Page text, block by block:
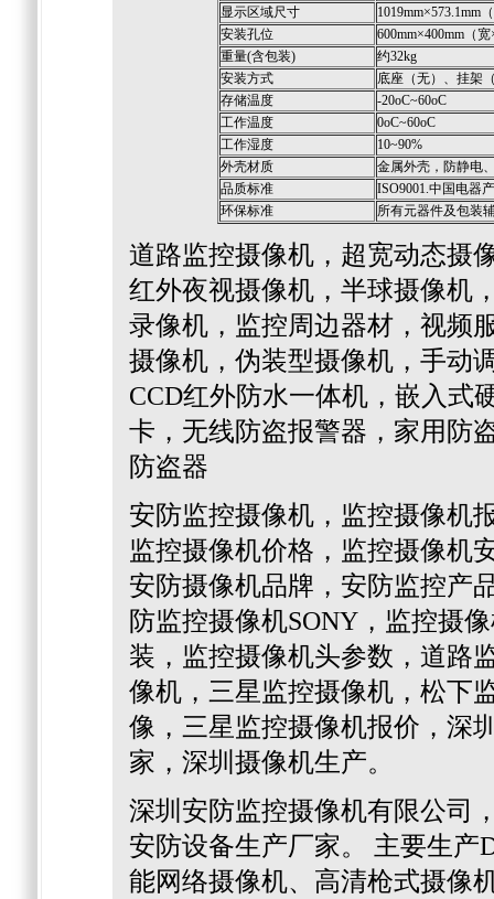
显示区域尺寸
1019mm×573.1mm
安装孔位
600mm×400mm（
重量(含包装)
约32kg
安装方式
底座（无）、挂架
存储温度
-20oC~60oC
工作温度
0oC~60oC
工作湿度
10~90%
外壳材质
金属外壳，防静电
品质标准
ISO9001.中国电器
环保标准
所有元器件及包装
道路监控摄像机，超宽动态摄
红外夜视摄像机，半球摄像机
录像机，监控周边器材，视频
摄像机，伪装型摄像机，手动
CCD红外防水一体机，嵌入式
卡，无线防盗报警器，家用防
防盗器
安防监控摄像机，监控摄像机
监控摄像机价格，监控摄像机
安防摄像机品牌，安防监控产
防监控摄像机SONY，监控摄
装，监控摄像机头参数，道路
像机，三星监控摄像机，松下
像，三星监控摄像机报价，深
家，深圳摄像机生产。
深圳安防监控摄像机有限公司
安防设备生产厂家。 主要生产
能网络摄像机、高清枪式摄像